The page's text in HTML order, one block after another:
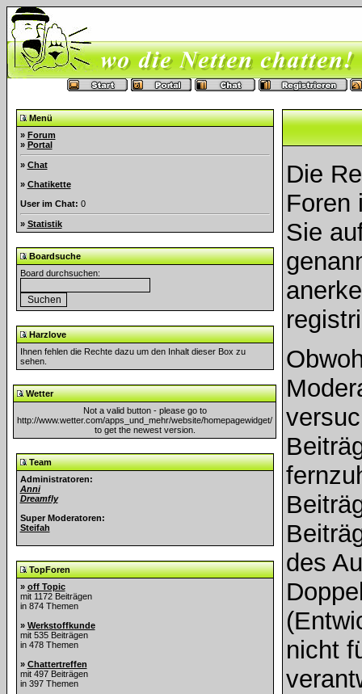
Menü
» Forum
» Portal
» Chat
» Chatikette
User im Chat: 0
» Statistik
Boardsuche
Board durchsuchen:
Harzlove
Ihnen fehlen die Rechte dazu um den Inhalt dieser Box zu
sehen.
Wetter
Not a valid button - please go to
http://www.wetter.com/apps_und_mehr/website/homepagewidget/
to get the newest version.
Team
Administratoren:
Anni
Dreamfly
Super Moderatoren:
Steifah
TopForen
» off Topic
mit 1172 Beiträgen
in 874 Themen
» Werkstoffkunde
mit 535 Beiträgen
in 478 Themen
» Chattertreffen
mit 497 Beiträgen
in 397 Themen
Die
Foren
Sie
des
nicht